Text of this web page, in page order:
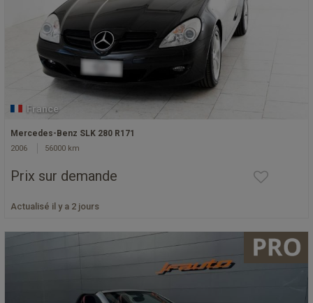
France
Mercedes-Benz SLK 280 R171
2006 56000 km
Prix sur demande
Actualisé il y a 2 jours